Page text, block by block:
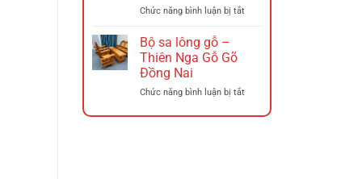
Tay
Chuông
Đồng
Chức năng bình luận bị tắtở
Pháo
Hương
Bộ sa lông gỗ –
Thiên Nga Gỗ Gõ
Đồng Nai
Chức năng bình luận bị tắtở
sa